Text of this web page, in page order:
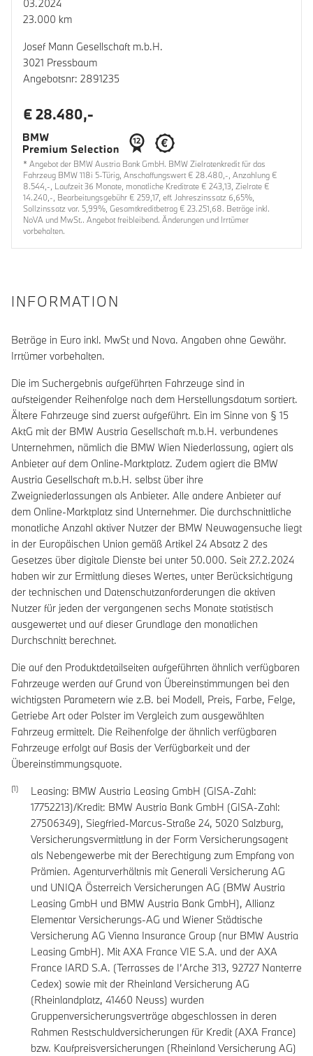
03.2024
23.000 km
Josef Mann Gesellschaft m.b.H.
3021 Pressbaum
Angebotsnr: 2891235
€ 28.480,-
* Angebot der BMW Austria Bank GmbH. BMW Zielratenkredit für das
Fahrzeug BMW 118i 5-Türig, Anschaffungswert € 28.480,-, Anzahlung €
8.544,-, Laufzeit 36 Monate, monatliche Kreditrate € 243,13, Zielrate €
14.240,-, Bearbeitungsgebühr € 259,17, eff. Jahreszinssatz 6,65%,
Sollzinssatz var. 5,99%, Gesamtkreditbetrag € 23.251,68. Beträge inkl.
NoVA und MwSt.. Angebot freibleibend. Änderungen und Irrtümer
vorbehalten.
INFORMATION
Beträge in Euro inkl. MwSt und Nova. Angaben ohne Gewähr.
Irrtümer vorbehalten.
Die im Suchergebnis aufgeführten Fahrzeuge sind in
aufsteigender Reihenfolge nach dem Herstellungsdatum sortiert.
Ältere Fahrzeuge sind zuerst aufgeführt. Ein im Sinne von § 15
AktG mit der BMW Austria Gesellschaft m.b.H. verbundenes
Unternehmen, nämlich die BMW Wien Niederlassung, agiert als
Anbieter auf dem Online-Marktplatz. Zudem agiert die BMW
Austria Gesellschaft m.b.H. selbst über ihre
Zweigniederlassungen als Anbieter. Alle andere Anbieter auf
dem Online-Marktplatz sind Unternehmer. Die durchschnittliche
monatliche Anzahl aktiver Nutzer der BMW Neuwagensuche liegt
in der Europäischen Union gemäß Artikel 24 Absatz 2 des
Gesetzes über digitale Dienste bei unter 50.000. Seit 27.2.2024
haben wir zur Ermittlung dieses Wertes, unter Berücksichtigung
der technischen und Datenschutzanforderungen die aktiven
Nutzer für jeden der vergangenen sechs Monate statistisch
ausgewertet und auf dieser Grundlage den monatlichen
Durchschnitt berechnet.
Die auf den Produktdetailseiten aufgeführten ähnlich verfügbaren
Fahrzeuge werden auf Grund von Übereinstimmungen bei den
wichtigsten Parametern wie z.B. bei Modell, Preis, Farbe, Felge,
Getriebe Art oder Polster im Vergleich zum ausgewählten
Fahrzeug ermittelt. Die Reihenfolge der ähnlich verfügbaren
Fahrzeuge erfolgt auf Basis der Verfügbarkeit und der
Übereinstimmungsquote.
Leasing: BMW Austria Leasing GmbH (GISA-Zahl:
17752213)/Kredit: BMW Austria Bank GmbH (GISA-Zahl:
27506349), Siegfried-Marcus-Straße 24, 5020 Salzburg,
Versicherungsvermittlung in der Form Versicherungsagent
als Nebengewerbe mit der Berechtigung zum Empfang von
Prämien. Agenturverhältnis mit Generali Versicherung AG
und UNIQA Österreich Versicherungen AG (BMW Austria
Leasing GmbH und BMW Austria Bank GmbH), Allianz
Elementar Versicherungs-AG und Wiener Städtische
Versicherung AG Vienna Insurance Group (nur BMW Austria
Leasing GmbH). Mit AXA France VIE S.A. und der AXA
France IARD S.A. (Terrasses de I’Arche 313, 92727 Nanterre
Cedex) sowie mit der Rheinland Versicherung AG
(Rheinlandplatz, 41460 Neuss) wurden
Gruppenversicherungsverträge abgeschlossen in deren
Rahmen Restschuldversicherungen für Kredit (AXA France)
bzw. Kaufpreisversicherungen (Rheinland Versicherung AG)